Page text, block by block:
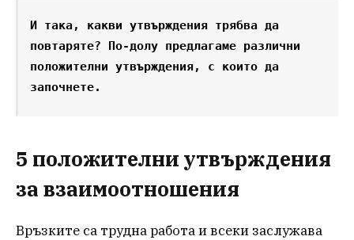
И така, какви утвърждения трябва да
повтаряте? По-долу предлагаме различни
положителни утвърждения, с които да
започнете.
5 положителни утвърждения
за взаимоотношения
Връзките са трудна работа и всеки заслужава